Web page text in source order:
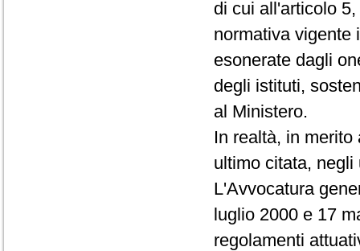
di cui all'articolo
normativa vigente
esonerate dagli
degli istituti,
al Ministero.
In realtà, in
ultimo citata,
L'Avvocatura
luglio 2000 e 17
regolamenti